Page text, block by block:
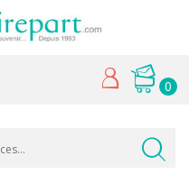
0